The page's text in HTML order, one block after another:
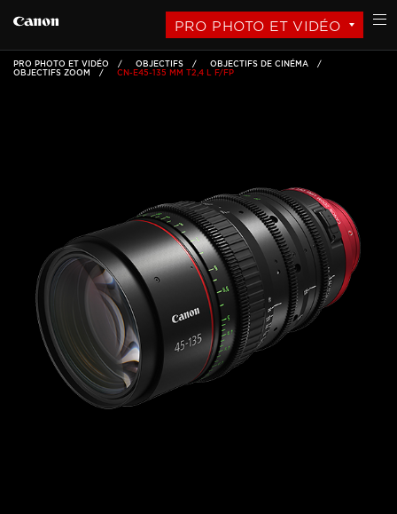
PRO PHOTO ET VIDÉO
PRO PHOTO ET VIDÉO OBJECTIFS
OBJECTIFS DE CINÉMA
OBJECTIFS ZOOM
CN-E45-135 MM T2,4 L F/FP